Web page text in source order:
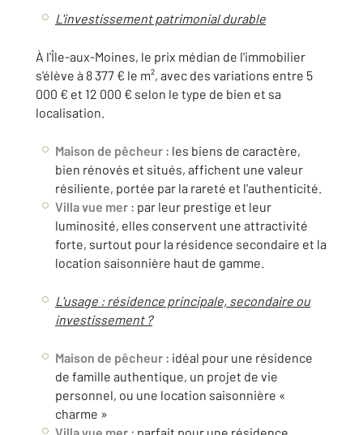
L'investissement patrimonial durable
À l'Île-aux-Moines, le prix médian de l'immobilier
s'élève à 8 377 € le m², avec des variations entre 5
000 € et 12 000 € selon le type de bien et sa
localisation.
Maison de pêcheur : les biens de caractère,
bien rénovés et situés, affichent une valeur
résiliente, portée par la rareté et l'authenticité.
Villa vue mer : par leur prestige et leur
luminosité, elles conservent une attractivité
forte, surtout pour la résidence secondaire et la
location saisonnière haut de gamme.
L'usage : résidence principale, secondaire ou
investissement ?
Maison de pêcheur : idéal pour une résidence
de famille authentique, un projet de vie
personnel, ou une location saisonnière «
charme »